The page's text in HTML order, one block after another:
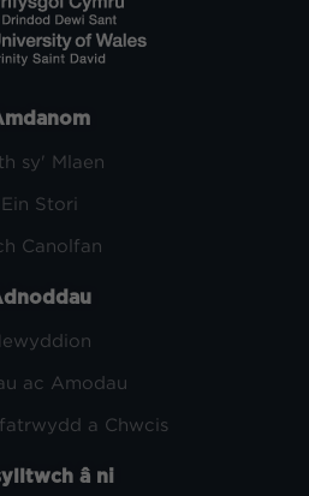
sy' Mlaen
Ein Stori
Canolfan
ac Amodau
a Chwcis
â ni